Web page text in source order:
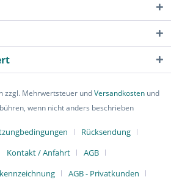
zzgl. Mehrwertsteuer undVersandkostenund
wenn nicht anders beschrieben
Rücksendung
Kontakt / Anfahrt
AGB
AGB - Privatkunden